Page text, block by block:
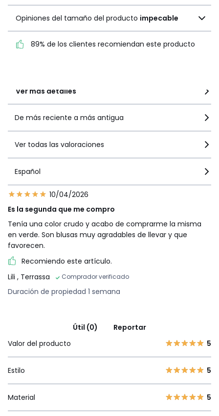
Opiniones del tamaño
del producto
Ver más detalles
Opiniones del tamaño del producto impecable
89% de los clientes recomiendan este producto
De más reciente a más antigua
Ver todas las valoraciones
Español
10/04/2026
Es la segunda que me compro
Tenía una color crudo y acabo de comprarme la misma
en verde. Son blusas muy agradables de llevar y que
favorecen.
Recomiendo este artículo.
Lili , Terrassa Comprador verificado
Duración de propiedad 1 semana
Útil (0)
Reportar
Valor del producto
5
Estilo 5
Material 5